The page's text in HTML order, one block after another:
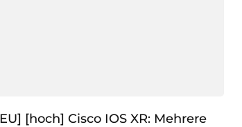
[hoch] Cisco IOS XR: Mehrere